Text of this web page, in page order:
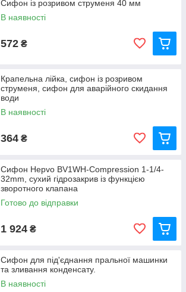
Сифон із розривом струменя 40 мм
В наявності
572 ₴
Крапельна лійка, сифон із розривом
струменя, сифон для аварійного скидання
води
В наявності
364 ₴
Сифон Hepvo BV1WH-Compression 1-1/4-
32mm, сухий гідрозакрив із функцією
зворотного клапана
Готово до відправки
1 924 ₴
Сифон для під'єднання пральної машинки
та зливання конденсату.
В наявності